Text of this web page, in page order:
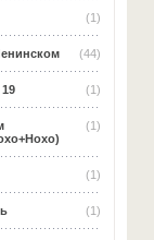
(1)
(44)
(1)
(1)
(1)
(1)